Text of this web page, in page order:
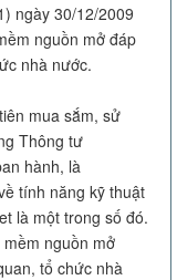
ngày 30/12/2009
nguồn mở đáp
nhà nước.
mua sắm, sử
Thông tư
hành, là
tính năng kỹ thuật
là một trong số đó.
nguồn mở
tổ chức nhà